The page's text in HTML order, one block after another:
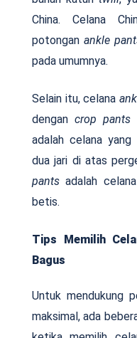
China. Celana
potongan ankle
pada umumnya.
Selain itu, celana
dengancrop pants
adalah celana
dua jari di atas
pants adalah
betis.
Tips Memilih
Bagus
Untuk mendukung
maksimal, ada